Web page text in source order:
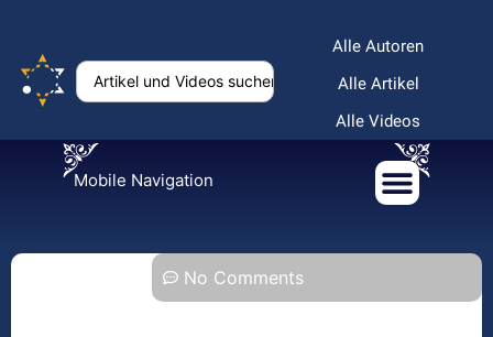
Alle Autoren
Alle Artikel
Alle Videos
Mobile Navigation
No Comments